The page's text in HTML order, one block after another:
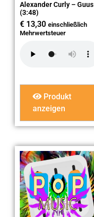
Alexander Curly – Guus
(3:48)
€ 13,30 einschließlich
Mehrwertsteuer
Produkt
anzeigen